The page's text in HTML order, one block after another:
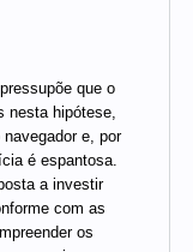
que o
nesta hipótese,
e, por
é espantosa.
a investir
com as
os